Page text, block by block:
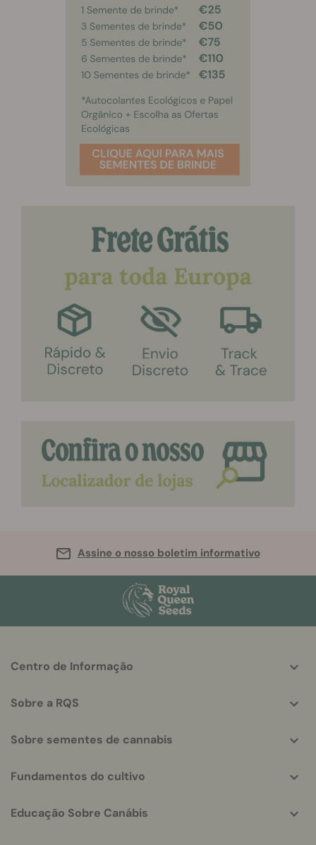
Assine o nosso boletim informativo
helpful
Centro de Informação
Sobre a RQS
Sobre sementes de cannabis
Fundamentos do cultivo
Educação Sobre Canábis